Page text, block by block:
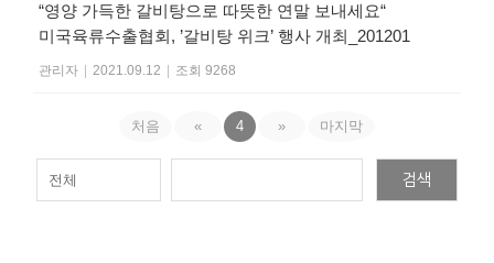
“영양 가득한 갈비탕으로 따뜻한 연말 보내세요“
미국육류수출협회, ’갈비탕 위크’ 행사 개최_201201
관리자 2021.09.12 조회 9268
처음 « 4 » 마지막
검색